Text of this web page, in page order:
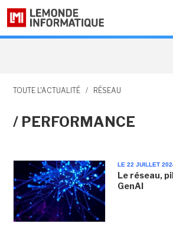
TOUTE L'ACTUALITÉ / RÉSEAU
/ PERFORMANCE
LE 22 JUILLET
Le réseau,
GenAI